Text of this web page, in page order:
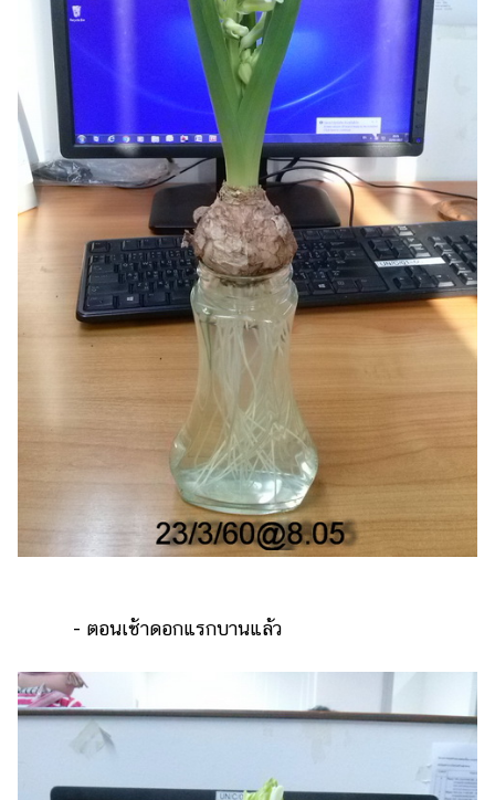
- ตอนเช้าดอกแรกบานแล้ว